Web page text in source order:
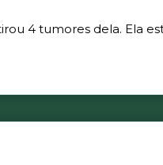
4 tumores dela. Ela